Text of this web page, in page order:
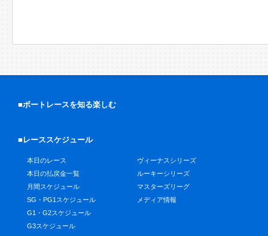
■ボートレースを知る楽しむ
■レーススケジュール
本日のレース
本日の払戻金一覧
月間スケジュール
SG・PG1スケジュール
G1・G2スケジュール
G3スケジュール
ヴィーナスシリーズ
ルーキーシリーズ
マスターズリーグ
メディア情報